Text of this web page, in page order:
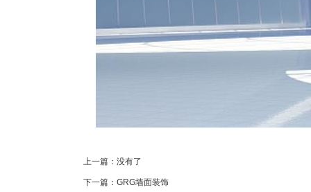
上一篇：没有了
下一篇：GRG墙面装饰